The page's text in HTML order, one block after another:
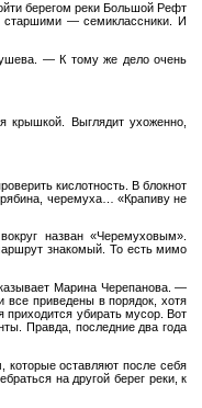
берегом реки Большой Рефт
старшими — семиклассники. И
— К тому же дело очень
Выглядит ухоженно,
кислотность. В блокнот
рябина, черемуха… «Крапиву не
назван «Черемуховым».
знакомый. То есть мимо
Марина Черепанова. —
все приведены в порядок, хотя
убирать мусор. Вот
Правда, последние два года
оставляют после себя
на другой берег реки, к